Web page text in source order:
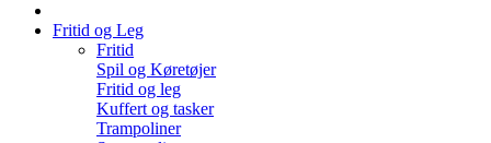
Fritid og Leg
Fritid
Spil og Køretøjer
Fritid og leg
Kuffert og tasker
Trampoliner